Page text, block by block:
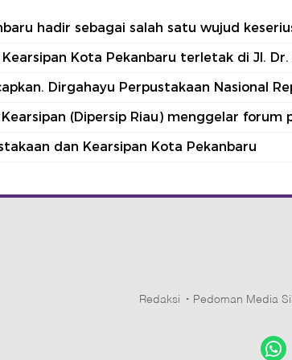
hadir sebagai salah satu wujud
Kota Pekanbaru terletak di Jl. Dr.
Dirgahayu Perpustakaan Nasional
(Dipersip Riau) menggelar
dan Kearsipan Kota Pekanbaru
Redaksi Pedoman Media